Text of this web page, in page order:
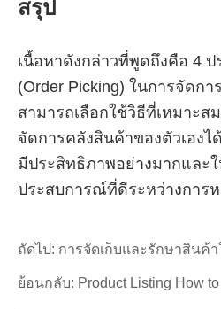
ย้อนกลับ:
ถัดไป: การจัดเก็บและรักษาสินค้